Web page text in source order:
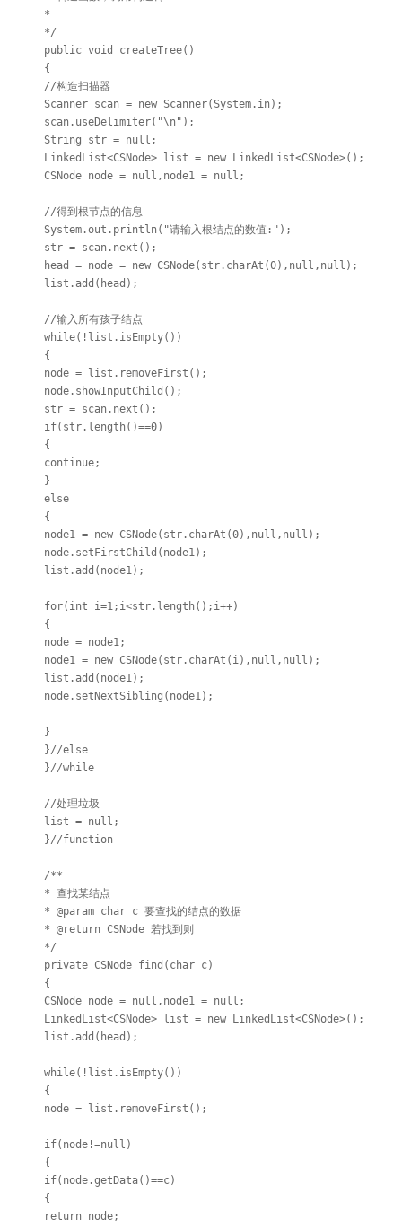
*
*/
public void createTree()
{
//构造扫描器
Scanner scan = new Scanner(System.in);
scan.useDelimiter("\n");
String str = null;
LinkedList<CSNode> list = new LinkedList<CSNode>();
CSNode node = null,node1 = null;
//得到根节点的信息
System.out.println("请输入根结点的数值:");
str = scan.next();
head = node = new CSNode(str.charAt(0),null,null);
list.add(head);
//输入所有孩子结点
while(!list.isEmpty())
{
node = list.removeFirst();
node.showInputChild();
str = scan.next();
if(str.length()==0)
{
continue;
}
else
{
node1 = new CSNode(str.charAt(0),null,null);
node.setFirstChild(node1);
list.add(node1);
for(int i=1;i<str.length();i++)
{
node = node1;
node1 = new CSNode(str.charAt(i),null,null);
list.add(node1);
node.setNextSibling(node1);
}
}//else
}//while
//处理垃圾
list = null;
}//function
/**
* 查找某结点
* @param char c 要查找的结点的数据
* @return CSNode 若找到则
*/
private CSNode find(char c)
{
CSNode node = null,node1 = null;
LinkedList<CSNode> list = new LinkedList<CSNode>();
list.add(head);
while(!list.isEmpty())
{
node = list.removeFirst();
if(node!=null)
{
if(node.getData()==c)
{
return node;